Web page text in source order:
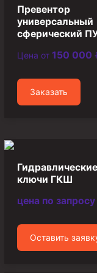
Муфта ОТТГ 146
Муфта ОТТГ 127
Муфта ОТТГ 114
Буровое
Фонтанная и
Оборудование
Буровые насосы
Элеваторы
Превентор
универсальный
сферический
Цена от 150 000
Заказать
Гидравлические
ключи ГКШ
цена по запросу
Оставить